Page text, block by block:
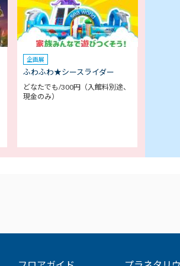
企画展
ふわふわ★シースライダー
どなたでも/300円（入館料別途、
現金のみ）